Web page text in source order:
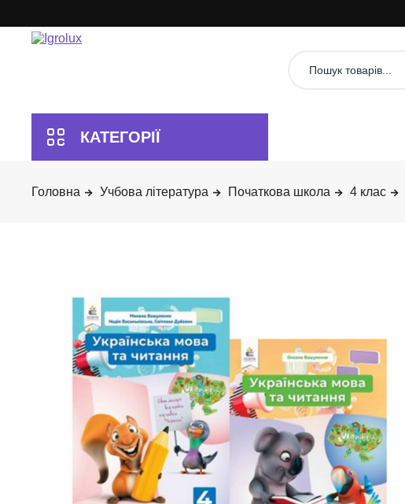
Учбова література Початкова школа 4 клас